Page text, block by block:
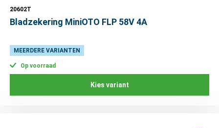
20602T
Bladzekering MiniOTO FLP 58V 4A
MEERDERE VARIANTEN
Op voorraad
Kies variant